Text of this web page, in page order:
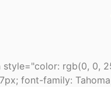
style="color: rgb(0, 0,
font-family: